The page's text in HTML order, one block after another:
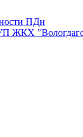
ПДн
ЖКХ